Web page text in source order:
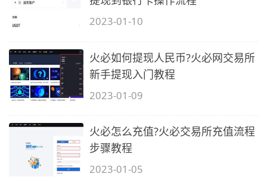
2023-01-10
火必如何提现人民币?火必网交易所
新手提现入门教程
2023-01-09
火必怎么充值?火必交易所充值流程
步骤教程
2023-01-05